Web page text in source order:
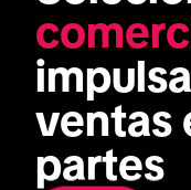
ventas
partes